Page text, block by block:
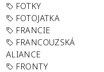
FOTKY
FOTOJATKA
FRANCIE
FRANCOUZSKÁ
ALIANCE
FRONTY